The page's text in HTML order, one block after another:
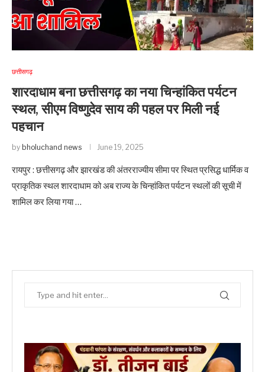
छत्तीसगढ़
शारदाधाम बना छत्तीसगढ़ का नया चिन्हांकित पर्यटन
स्थल, सीएम विष्णुदेव साय की पहल पर मिली नई
पहचान
by bholuchand news June 19, 2025
रायपुर : छत्तीसगढ़ और झारखंड की अंतरराज्यीय सीमा पर स्थित प्रसिद्ध धार्मिक व
प्राकृतिक स्थल शारदाधाम को अब राज्य के चिन्हांकित पर्यटन स्थलों की सूची में
शामिल कर लिया गया …